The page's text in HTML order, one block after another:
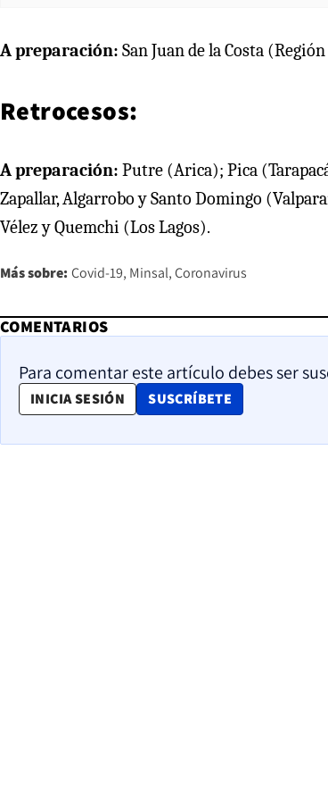
A preparación: San Juan de la Costa
Retrocesos:
A preparación: Putre (Arica); Pica
Zapallar, Algarrobo y Santo Domingo
Vélez y Quemchi (Los Lagos).
Más sobre: Covid-19 Minsal Coronavirus
COMENTARIOS
Para comentar este artículo debes ser
INICIA SESIÓN SUSCRÍBETE
OPENS IN NEW WINDOW